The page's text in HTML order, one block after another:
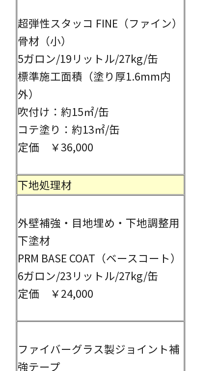
超弾性スタッコ FINE（ファイン）
骨材（小）
5ガロン/19リットル/27kg/缶
標準施工面積（塗り厚1.6mm内
外）
吹付け：約15㎡/缶
コテ塗り：約13㎡/缶
定価 ￥36,000
下地処理材
外壁補強・目地埋め・下地調整用
下塗材
PRM BASE COAT（ベースコート）
6ガロン/23リットル/27kg/缶
定価 ￥24,000
ファイバーグラス製ジョイント補
強テープ